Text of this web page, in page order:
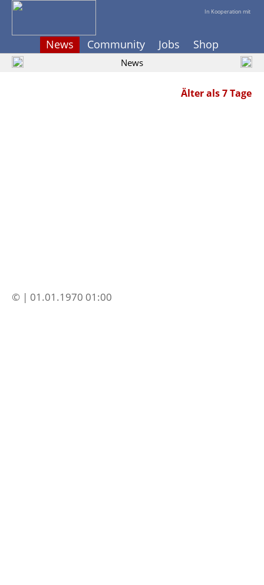
In Kooperation mit
News Community Jobs Shop
News
Älter als 7 Tage
© | 01.01.1970 01:00